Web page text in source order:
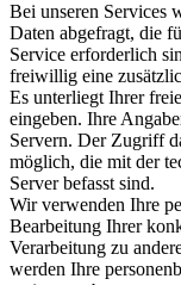
Bei unseren Services
Daten abgefragt, die
Service erforderlich
freiwillig eine
Es unterliegt Ihrer
eingeben. Ihre
Servern. Der Zugriff
möglich, die mit der
Server befasst sind.
Wir verwenden Ihre
Bearbeitung Ihrer
Verarbeitung zu
werden Ihre